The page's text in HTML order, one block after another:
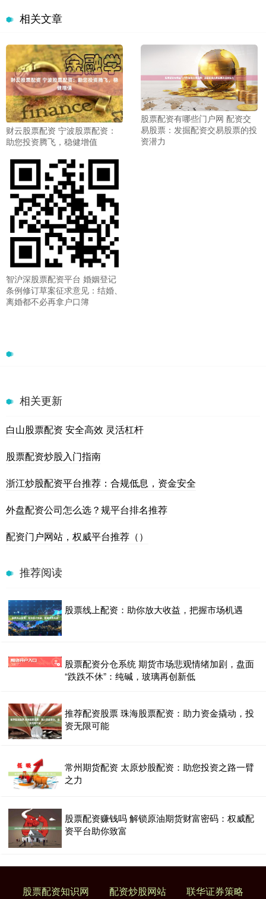
相关文章
财云股票配资 宁波股票配资：
助您投资腾飞，稳健增值
股票配资有哪些门户网 配资交
易股票：发掘配资交易股票的投
资潜力
智沪深股票配资平台 婚姻登记
条例修订草案征求意见：结婚、
离婚都不必再拿户口簿
相关更新
白山股票配资 安全高效 灵活杠杆
股票配资炒股入门指南
浙江炒股配资平台推荐：合规低息，资金安全
外盘配资公司怎么选？规平台排名推荐
配资门户网站，权威平台推荐（）
推荐阅读
股票线上配资：助你放大收益，把握市场机遇
股票配资分仓系统 期货市场悲观情绪加剧，盘面
“跌跌不休”：纯碱，玻璃再创新低
推荐配资股票 珠海股票配资：助力资金撬动，投
资无限可能
常州期货配资 太原炒股配资：助您投资之路一臂
之力
股票配资赚钱吗 解锁原油期货财富密码：权威配
资平台助你致富
股票配资知识网 配资炒股网站 联华证券策略